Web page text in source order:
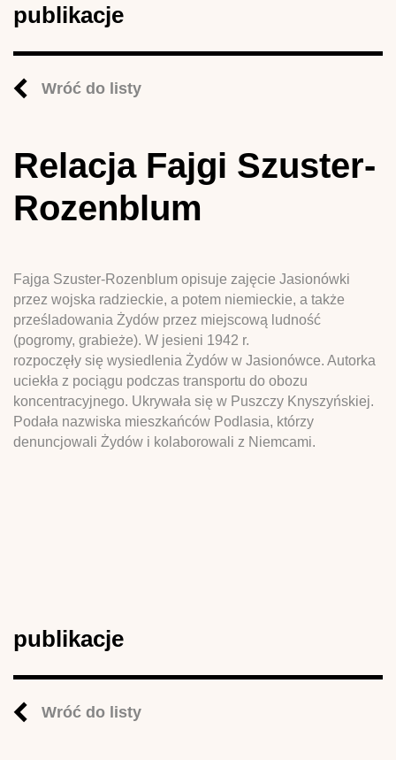
publikacje
Wróć do listy
Relacja Fajgi Szuster-
Rozenblum
Fajga Szuster-Rozenblum opisuje zajęcie Jasionówki
przez wojska radzieckie, a potem niemieckie, a także
prześladowania Żydów przez miejscową ludność
(pogromy, grabieże). W jesieni 1942 r.
rozpoczęły się wysiedlenia Żydów w Jasionówce. Autorka
uciekła z pociągu podczas transportu do obozu
koncentracyjnego. Ukrywała się w Puszczy Knyszyńskiej.
Podała nazwiska mieszkańców Podlasia, którzy
denuncjowali Żydów i kolaborowali z Niemcami.
publikacje
Wróć do listy